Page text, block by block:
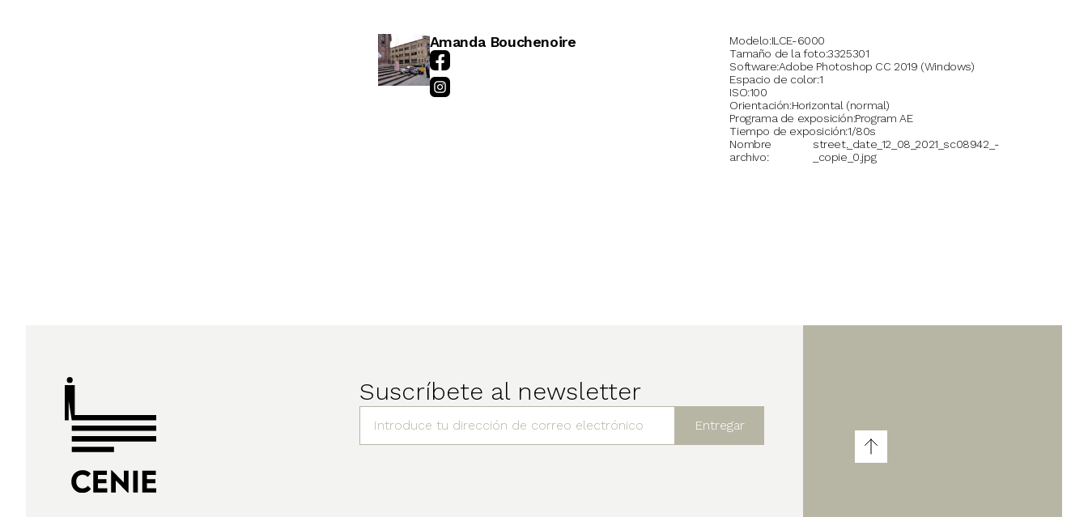
Amanda Bouchenoire Modelo ILCE-6000
Tamaño de la foto3325301
SoftwareAdobe Photoshop CC 2019 (Windows)
Espacio de color1
ISO100
Orientación Horizontal (normal)
Programa de exposiciónProgram AE
Tiempo de exposición1/80s
Nombre
archivo
street._date_12_08_2021_sc08942_-
_copie_0.jpg
Suscríbete al newsletter